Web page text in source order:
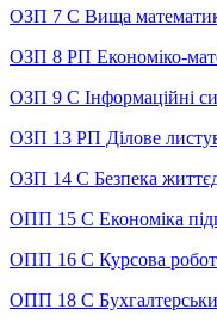
ОЗП 7 С Вища
ОЗП 8 РП Економіко-
ОЗП 9 С Інформаційні
ОЗП 13 РП Ділове
ОЗП 14 С Безпека
ОПП 15 С Економіка
ОПП 16 С Курсова
ОПП 18 С